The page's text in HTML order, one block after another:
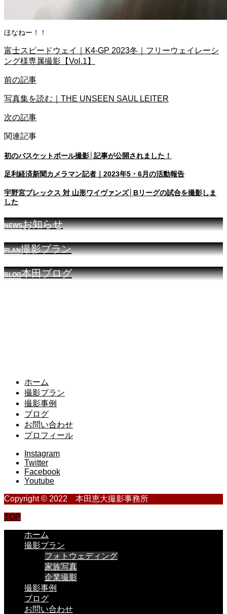
ほなねー！！
富士スピードウェイ｜K4-GP 2023冬｜フリーウェイレーシ
ング様専属撮影【Vol.1】
前の記事
写真集を読む｜THE UNSEEN SAUL LEITER
次の記事
関連記事
初のバスケットボール撮影│記事が公開されました！
足利経済新聞カメラマン記者｜2023年5・6月の活動報告
宇野宮ブレックス 対 山形ワイヴァンズ│Bリーグの試合を撮影しま
した
NEWSお知らせ
PLAN撮影プラン
BLOG本田ブログ
ホーム
撮影プラン
撮影事例
ブログ
お問い合わせ
プロフィール
Instagram
Twitter
Facebook
Youtube
Copyright © 2022 本田恵大撮影事務所
TOP
ホーム
撮影プラン
フォトウェディング
家族写真
企業撮影
撮影事例
ブログ
お問い合わせ